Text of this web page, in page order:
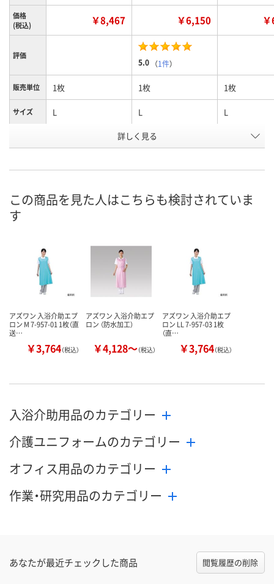
価格
(税込)
￥8,467 ￥6,150
評価
5.0 （1件）
販売単位 1枚 1枚 1枚
サイズ L L L
ピンク
号
お届け日
カゴへ
数量
カゴへ
詳しく見る
この商品を見た人はこちらも検討されていま
す
アズワン 入浴介助エプ
ロン M 7-957-01 1枚（直
送…
￥3,764（税込）
アズワン 入浴介助エプ
ロン （防水加工）
￥4,128～（税込）
アズワン 入浴介助エプ
ロン LL 7-957-03 1枚
（直…
￥3,764（税込）
入浴介助用品のカテゴリー
介護ユニフォームのカテゴリー
オフィス用品のカテゴリー
作業・研究用品のカテゴリー
あなたが最近チェックした商品 閲覧履歴の削除